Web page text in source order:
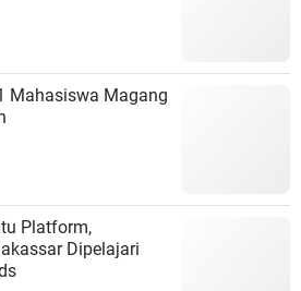
Mahasiswa Magang
Platform,
Dipelajari